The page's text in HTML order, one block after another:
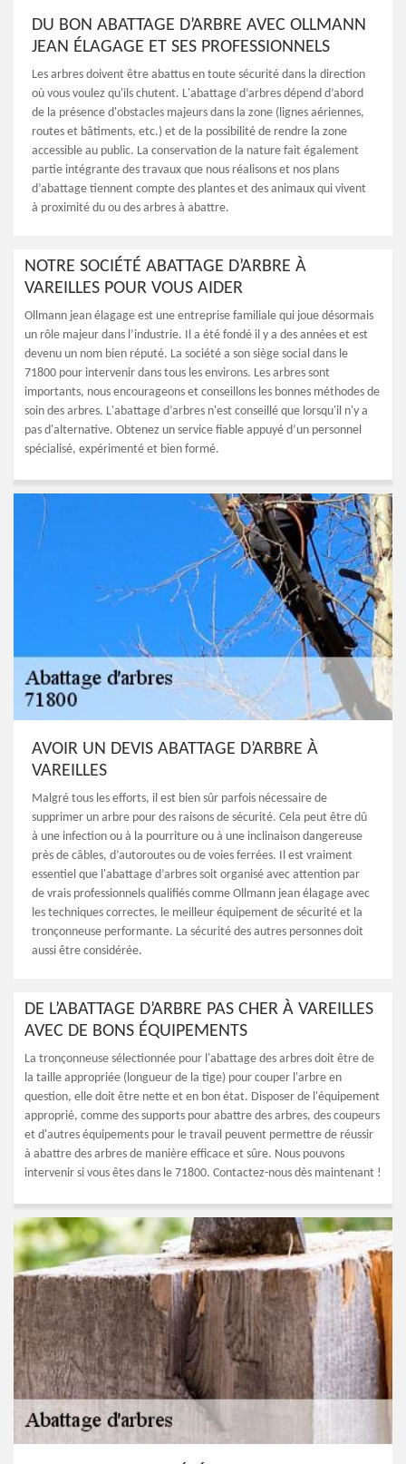
DU BON ABATTAGE D’ARBRE AVEC OLLMANN
JEAN ÉLAGAGE ET SES PROFESSIONNELS
Les arbres doivent être abattus en toute sécurité dans la direction
où vous voulez qu'ils chutent. L'abattage d’arbres dépend d’abord
de la présence d'obstacles majeurs dans la zone (lignes aériennes,
routes et bâtiments, etc.) et de la possibilité de rendre la zone
accessible au public. La conservation de la nature fait également
partie intégrante des travaux que nous réalisons et nos plans
d’abattage tiennent compte des plantes et des animaux qui vivent
à proximité du ou des arbres à abattre.
NOTRE SOCIÉTÉ ABATTAGE D’ARBRE À
VAREILLES POUR VOUS AIDER
Ollmann jean élagage est une entreprise familiale qui joue désormais
un rôle majeur dans l’industrie. Il a été fondé il y a des années et est
devenu un nom bien réputé. La société a son siège social dans le
71800 pour intervenir dans tous les environs. Les arbres sont
importants, nous encourageons et conseillons les bonnes méthodes de
soin des arbres. L'abattage d’arbres n'est conseillé que lorsqu'il n'y a
pas d'alternative. Obtenez un service fiable appuyé d’un personnel
spécialisé, expérimenté et bien formé.
AVOIR UN DEVIS ABATTAGE D’ARBRE À
VAREILLES
Malgré tous les efforts, il est bien sûr parfois nécessaire de
supprimer un arbre pour des raisons de sécurité. Cela peut être dû
à une infection ou à la pourriture ou à une inclinaison dangereuse
près de câbles, d’autoroutes ou de voies ferrées. Il est vraiment
essentiel que l'abattage d’arbres soit organisé avec attention par
de vrais professionnels qualifiés comme Ollmann jean élagage avec
les techniques correctes, le meilleur équipement de sécurité et la
tronçonneuse performante. La sécurité des autres personnes doit
aussi être considérée.
DE L’ABATTAGE D’ARBRE PAS CHER À VAREILLES
AVEC DE BONS ÉQUIPEMENTS
La tronçonneuse sélectionnée pour l'abattage des arbres doit être de
la taille appropriée (longueur de la tige) pour couper l'arbre en
question, elle doit être nette et en bon état. Disposer de l'équipement
approprié, comme des supports pour abattre des arbres, des coupeurs
et d'autres équipements pour le travail peuvent permettre de réussir
à abattre des arbres de manière efficace et sûre. Nous pouvons
intervenir si vous êtes dans le 71800. Contactez-nous dès maintenant !